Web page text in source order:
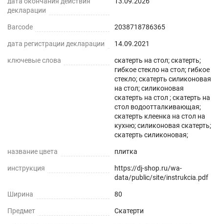
декларации
Barcode 2038718786365
дата регистрации декларации 14.09.2021
ключевые слова
скатерть на стол; скатерть;
гибкое стекло на стол; гибкое
стекло; скатерть силиконовая
на стол; силиконовая
скатерть на стол ; скатерть на
стол водоотталкивающая;
скатерть клеенка на стол на
кухню; силиконовая скатерть;
скатерть силиконовая;
название цвета плитка
инструкция
https://dj-shop.ru/wa-
data/public/site/instrukcia.pdf
Ширина 80
Предмет Скатерти